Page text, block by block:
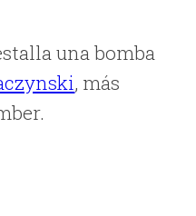
una bomba
, más